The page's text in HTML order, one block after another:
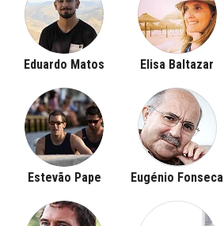
Eduardo Matos Elisa Baltazar
Estevão Pape Eugénio Fonseca